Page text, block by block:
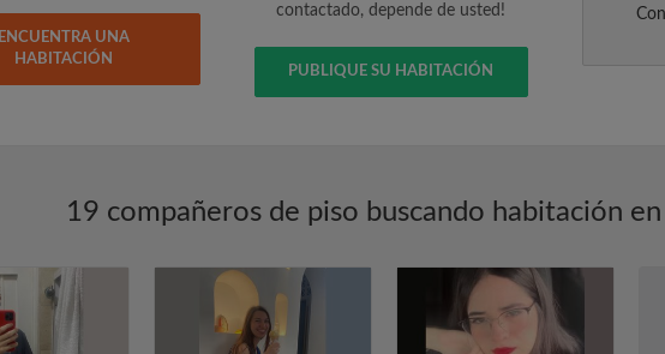
ENCUENTRA UNA
HABITACIÓN
contactado, depende de usted!
PUBLIQUE SU HABITACIÓN
19 compañeros de piso buscando habitación